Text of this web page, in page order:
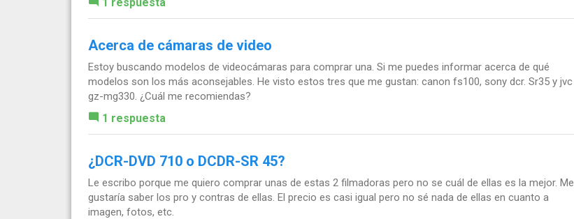
Acerca de cámaras de video
Estoy buscando modelos de videocámaras para comprar una. Si me puedes informar acerca de qué
modelos son los más aconsejables. He visto estos tres que me gustan: canon fs100, sony dcr. Sr35 y jvc
gz-mg330. ¿Cuál me recomiendas?
1 respuesta
¿DCR-DVD 710 o DCDR-SR 45?
Le escribo porque me quiero comprar unas de estas 2 filmadoras pero no se cuál de ellas es la mejor. Me
gustaría saber los pro y contras de ellas. El precio es casi igual pero no sé nada de ellas en cuanto a
imagen, fotos, etc.